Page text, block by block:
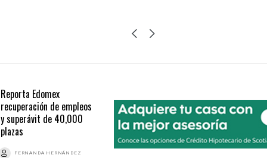
Reporta Edomex
recuperación de empleos
y superávit de 40,000
plazas
FERNANDA HERNÁNDEZ